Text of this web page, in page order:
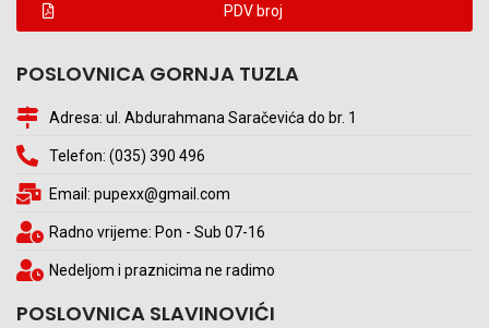
PDV broj
POSLOVNICA GORNJA TUZLA
Adresa: ul. Abdurahmana Saračevića do br. 1
Telefon: (035) 390 496
Email: pupexx@gmail.com
Radno vrijeme: Pon - Sub 07-16
Nedeljom i praznicima ne radimo
POSLOVNICA SLAVINOVIĆI